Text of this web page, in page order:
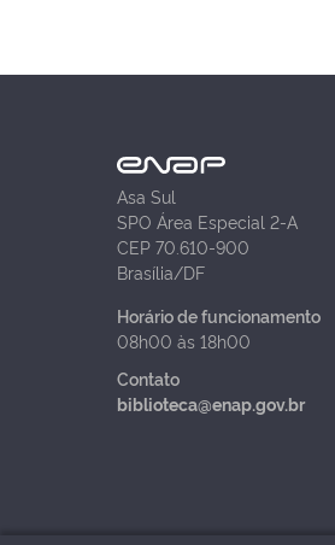
Asa Sul
SPO Área Especial 2-A
CEP 70.610-900
Brasília/DF
Horário de funcionamento
08h00 às 18h00
Contato
biblioteca@enap.gov.br